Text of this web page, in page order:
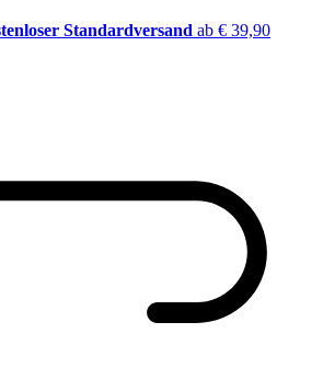
Standardversand ab € 39,90